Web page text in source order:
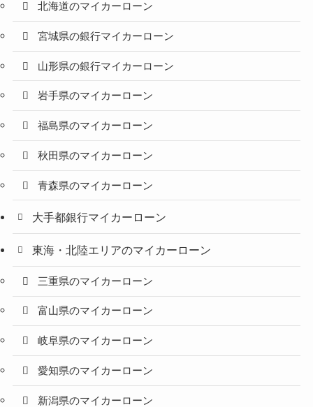
北海道のマイカーローン
宮城県の銀行マイカーローン
山形県の銀行マイカーローン
岩手県のマイカーローン
福島県のマイカーローン
秋田県のマイカーローン
青森県のマイカーローン
大手都銀行マイカーローン
東海・北陸エリアのマイカーローン
三重県のマイカーローン
富山県のマイカーローン
岐阜県のマイカーローン
愛知県のマイカーローン
新潟県のマイカーローン